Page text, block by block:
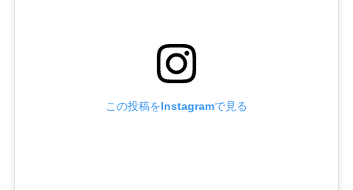
この投稿をInstagramで見る